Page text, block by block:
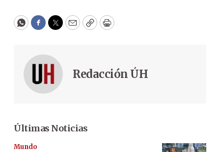
WhatsApp
Facebook
Twitter
EmailCopyPrint
Redacción ÚH
Últimas Noticias
Mundo